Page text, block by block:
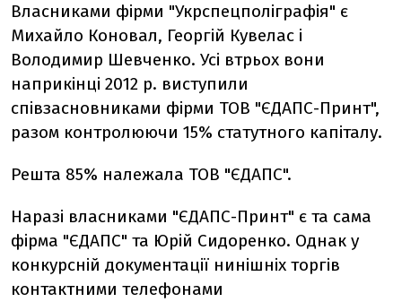
Власниками фірми "Укрспецполіграфія" є
Михайло Коновал, Георгій Кувелас і
Володимир Шевченко. Усі втрьох вони
наприкінці 2012 р. виступили
співзасновниками фірми ТОВ "ЄДАПС-Принт",
разом контролюючи 15% статутного капіталу.
Решта 85% належала ТОВ "ЄДАПС".
Наразі власниками "ЄДАПС-Принт" є та сама
фірма "ЄДАПС" та Юрій Сидоренко. Однак у
конкурсній документації нинішніх торгів
контактними телефонами